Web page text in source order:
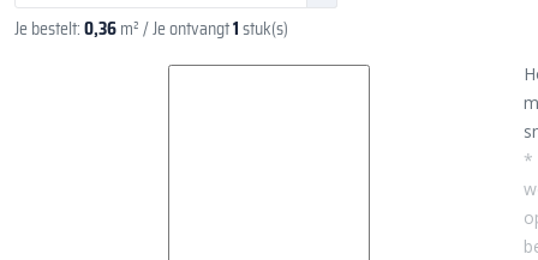
Je bestelt:0,36m²/ Je ontvangt1stuk(s)
*